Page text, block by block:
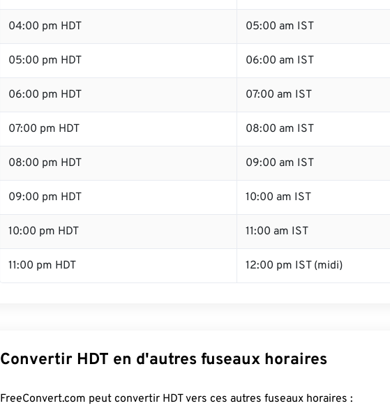
04:00 pm HDT 05:00 am IST
05:00 pm HDT 06:00 am IST
06:00 pm HDT 07:00 am IST
07:00 pm HDT 08:00 am IST
08:00 pm HDT 09:00 am IST
09:00 pm HDT 10:00 am IST
10:00 pm HDT 11:00 am IST
11:00 pm HDT 12:00 pm IST (midi)
Convertir HDT en d'autres fuseaux horaires
FreeConvert.com peut convertir HDT vers ces autres fuseaux horaires :